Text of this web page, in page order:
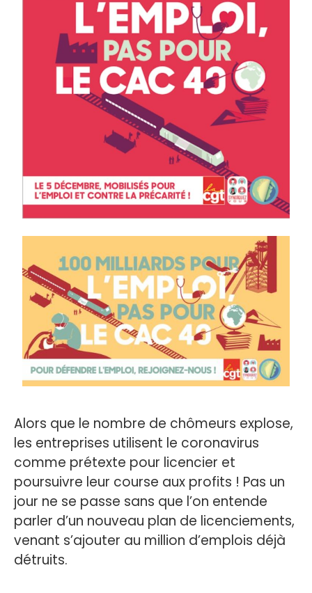
Alors que le nombre de chômeurs explose,
les entreprises utilisent le coronavirus
comme prétexte pour licencier et
poursuivre leur course aux profits ! Pas un
jour ne se passe sans que l’on entende
parler d’un nouveau plan de licenciements,
venant s’ajouter au million d’emplois déjà
détruits.